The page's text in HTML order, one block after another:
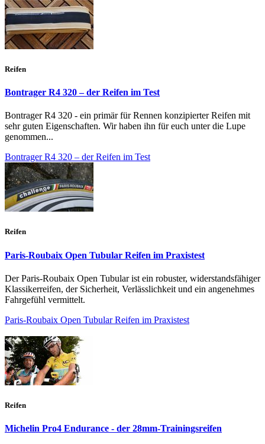
Reifen
Bontrager R4 320 – der Reifen im Test
Bontrager R4 320 - ein primär für Rennen konzipierter Reifen mit
sehr guten Eigenschaften. Wir haben ihn für euch unter die Lupe
genommen...
Bontrager R4 320 – der Reifen im Test
Reifen
Paris-Roubaix Open Tubular Reifen im Praxistest
Der Paris-Roubaix Open Tubular ist ein robuster, widerstandsfähiger
Klassikerreifen, der Sicherheit, Verlässlichkeit und ein angenehmes
Fahrgefühl vermittelt.
Paris-Roubaix Open Tubular Reifen im Praxistest
Reifen
Michelin Pro4 Endurance - der 28mm-Trainingsreifen